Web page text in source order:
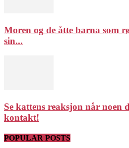
Moren og de åtte barna som
sin...
Se kattens reaksjon når noen
kontakt!
POPULAR POSTS